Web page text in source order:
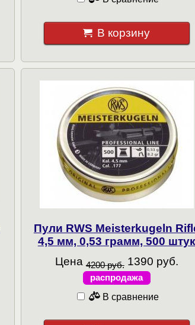
В корзину
Пули RWS Meisterkugeln
4,5 мм, 0,53 грамм, 500 штук
Цена 4200 руб. 1390 руб.
распродажа
В сравнение